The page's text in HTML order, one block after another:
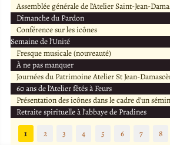
Assemblée générale de l’Atelier Saint-Jean-
Dimanche du Pardon
Conférence sur les icônes
Semaine de l’Unité
Fresque musicale (nouveauté)
À ne pas manquer
Journées du Patrimoine Atelier St Jean-
60 ans de l’Atelier fêtés à Feurs
Présentation des icônes dans le cadre d’un
Retraite spirituelle à l’abbaye de Pradines
1
2 3 4 5 6 7 8